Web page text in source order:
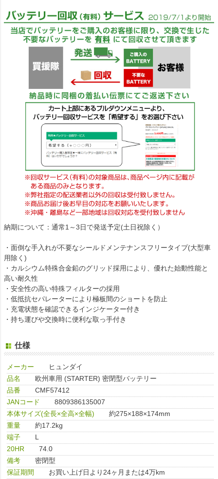
納期について：通常1～3日で発送予定(土日祝除く）
・面倒な手入れが不要なシールドメンテナンスフリータイプ(大型車
用除く)
・カルシウム特殊合金鉛のグリッド採用により、優れた始動性能と
高い耐久性
・安全性の高い特殊フィルターの採用
・低抵抗セパレーターにより極板間のショートを防止
・充電状態を確認できるインジケーター付き
・持ち運びや交換時に便利な取っ手付き
仕様
メーカー
ヒュンダイ
品名
欧州車用 (STARTER) 密閉型バッテリー
品番
CMF57412
JANコード
8809386135007
本体サイズ(全長×全高×全幅)
約275×188×174mm
重量
約17.2kg
端子
L
20HR
74.0
備考
密閉型
保証期間
お買い上げ日より24ヶ月または4万km